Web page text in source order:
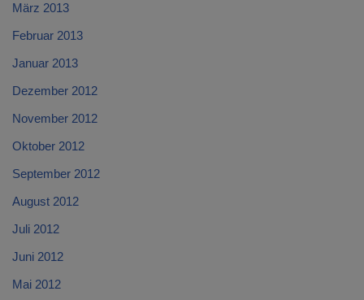
März 2013
Februar 2013
Januar 2013
Dezember 2012
November 2012
Oktober 2012
September 2012
August 2012
Juli 2012
Juni 2012
Mai 2012